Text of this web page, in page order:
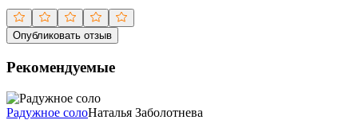
Опубликовать отзыв
Рекомендуемые
Радужное солоНаталья Заболотнева